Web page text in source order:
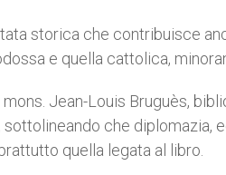
storica che contribuisce
e quella cattolica,
mons. Jean-Louis Bruguès,
sottolineando che diplomazia,
quella legata al libro.